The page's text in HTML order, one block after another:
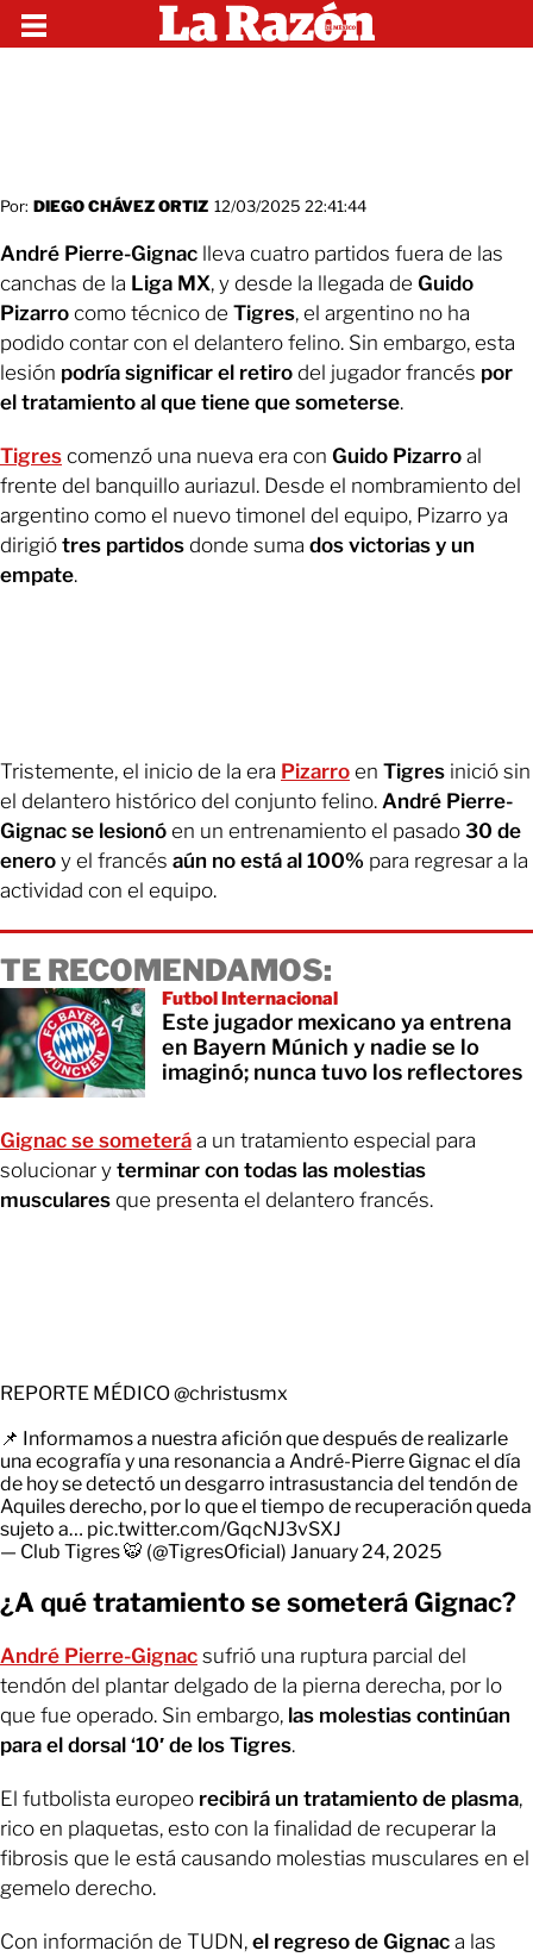
Por: DIEGO CHÁVEZ ORTIZ 12/03/2025 22:41:44
André Pierre-Gignac lleva cuatro partidos fuera de las
canchas de la Liga MX, y desde la llegada de Guido
Pizarro como técnico de Tigres, el argentino no ha
podido contar con el delantero felino. Sin embargo, esta
lesión podría significar el retiro del jugador francés por
el tratamiento al que tiene que someterse.
Tigres comenzó una nueva era con Guido Pizarro al
frente del banquillo auriazul. Desde el nombramiento del
argentino como el nuevo timonel del equipo, Pizarro ya
dirigió tres partidos donde suma dos victorias y un
empate.
Tristemente, el inicio de la era Pizarro en Tigres inició sin
el delantero histórico del conjunto felino. André Pierre-
Gignac se lesionó en un entrenamiento el pasado 30 de
enero y el francés aún no está al 100% para regresar a la
actividad con el equipo.
TE RECOMENDAMOS:
Futbol Internacional
Este jugador mexicano ya entrena
en Bayern Múnich y nadie se lo
imaginó; nunca tuvo los reflectores
Gignac se someterá a un tratamiento especial para
solucionar y terminar con todas las molestias
musculares que presenta el delantero francés.
REPORTE MÉDICO@christusmx
📌 Informamos a nuestra afición que después de realizarle
una ecografía y una resonancia a André-Pierre Gignac el día
de hoy se detectó un desgarro intrasustancia del tendón de
Aquiles derecho, por lo que el tiempo de recuperación queda
sujeto a… pic.twitter.com/GqcNJ3vSXJ
— Club Tigres 🐯 (@TigresOficial) January 24, 2025
¿A qué tratamiento se someterá Gignac?
André Pierre-Gignac sufrió una ruptura parcial del
tendón del plantar delgado de la pierna derecha, por lo
que fue operado. Sin embargo, las molestias continúan
para el dorsal ‘10′ de los Tigres.
El futbolista europeo recibirá un tratamiento de plasma,
rico en plaquetas, esto con la finalidad de recuperar la
fibrosis que le está causando molestias musculares en el
gemelo derecho.
Con información de TUDN, el regreso de Gignac a las